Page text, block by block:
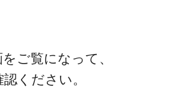
ご覧になって、
ください。